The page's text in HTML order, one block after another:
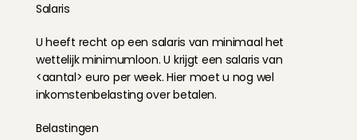
Salaris
U heeft recht op een salaris van minimaal het
wettelijk minimumloon. U krijgt een salaris van
<aantal> euro per week. Hier moet u nog wel
inkomstenbelasting over betalen.
Belastingen